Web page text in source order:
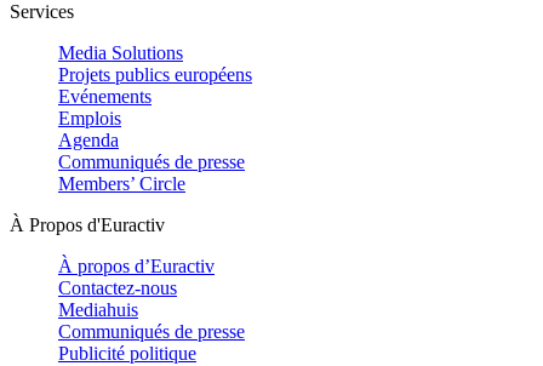
Services
Media Solutions
Projets publics européens
Evénements
Emplois
Agenda
Communiqués de presse
Members’ Circle
À Propos d'Euractiv
À propos d’Euractiv
Contactez-nous
Mediahuis
Communiqués de presse
Publicité politique